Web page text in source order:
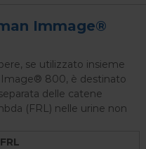
Immage®
se utilizzato insieme
Image® 800, è destinato
delle catene
(FRL) nelle urine non